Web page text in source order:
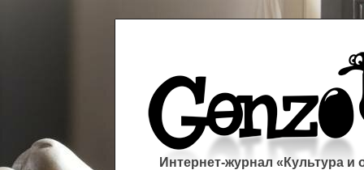
Интернет-журнал «Культура и